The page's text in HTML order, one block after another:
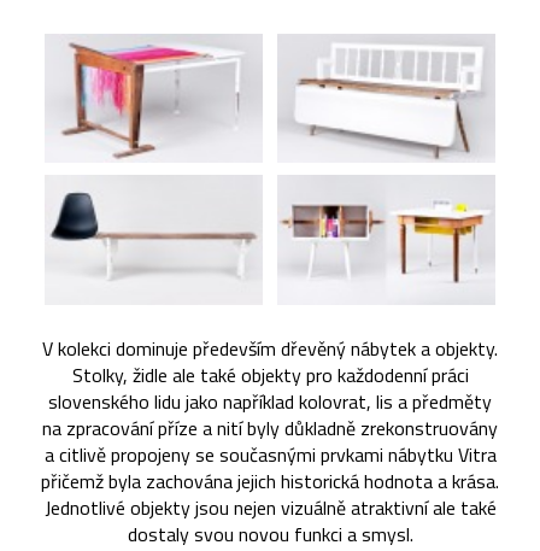
V kolekci dominuje především dřevěný nábytek a objekty.
Stolky, židle ale také objekty pro každodenní práci
slovenského lidu jako například kolovrat, lis a předměty
na zpracování příze a nití byly důkladně zrekonstruovány
a citlivě propojeny se současnými prvkami nábytku Vitra
přičemž byla zachována jejich historická hodnota a krása.
Jednotlivé objekty jsou nejen vizuálně atraktivní ale také
dostaly svou novou funkci a smysl.